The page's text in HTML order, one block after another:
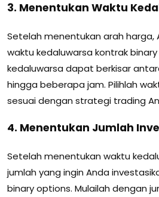
3. Menentukan Waktu
Setelah menentukan arah harga,
waktu kedaluwarsa kontrak
kedaluwarsa dapat berkisar
hingga beberapa jam. Pilihlah
sesuai dengan strategi trading
4. Menentukan Jumlah
Setelah menentukan waktu
jumlah yang ingin Anda
binary options. Mulailah dengan